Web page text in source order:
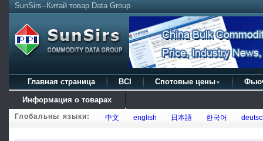
SunSirs--Китай товар Data Group
Главная страница BCI Спотовые цены ▼
Информация о товарах
Глобальны языки: 中文 english 日本語 한국어